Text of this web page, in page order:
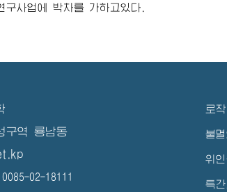
구사업에 박차를 가하고있다.
구역 룡남동
02-18111
로작
불
위
특